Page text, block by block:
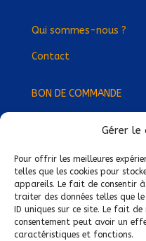
Gérer le
Pour offrir les meilleures
telles que les cookies pour
appareils. Le fait de consentir
traiter des données telles que
ID uniques sur ce site. Le fait
consentement peut avoir un
caractéristiques et fonctions.
Qui sommes-nous ?
Contact
BON DE COMMANDE
Devenez Délégué·e
Trouvez-nous près de
Mentions légales
Conditions générales de